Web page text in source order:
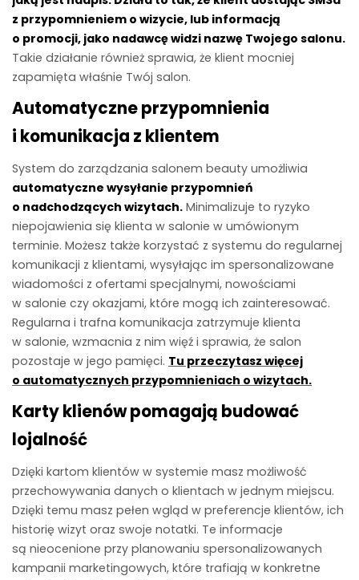
z przypomnieniem o wizycie, lub informacją
o promocji, jako nadawcę widzi nazwę Twojego salonu.
Takie działanie również sprawia, że klient mocniej
zapamięta właśnie Twój salon.
Automatyczne przypomnienia
i komunikacja z klientem
System do zarządzania salonem beauty umożliwia
automatyczne wysyłanie przypomnień
o nadchodzących wizytach. Minimalizuje to ryzyko
niepojawienia się klienta w salonie w umówionym
terminie. Możesz także korzystać z systemu do regularnej
komunikacji z klientami, wysyłając im spersonalizowane
wiadomości z ofertami specjalnymi, nowościami
w salonie czy okazjami, które mogą ich zainteresować.
Regularna i trafna komunikacja zatrzymuje klienta
w salonie, wzmacnia z nim więź i sprawia, że salon
pozostaje w jego pamięci. Tu przeczytasz więcej
o automatycznych przypomnieniach o wizytach.
Karty klienów pomagają budować
lojalność
Dzięki kartom klientów w systemie masz możliwość
przechowywania danych o klientach w jednym miejscu.
Dzięki temu masz pełen wgląd w preferencje klientów, ich
historię wizyt oraz swoje notatki. Te informacje
są nieocenione przy planowaniu spersonalizowanych
kampanii marketingowych, które trafiają w konkretne